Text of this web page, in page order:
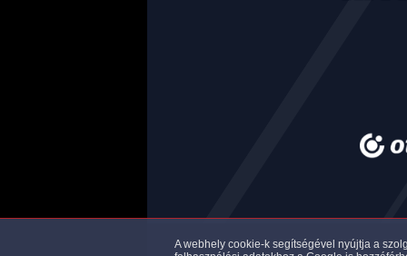
A webhely cookie-k segítségével nyújtja a